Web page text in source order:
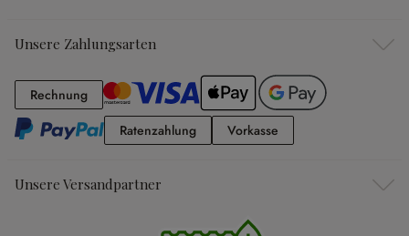
Unsere Zahlungsarten
RechnungRechnung
RatenzahlungRatenzahlung
Vorkasse
Unsere Versandpartner